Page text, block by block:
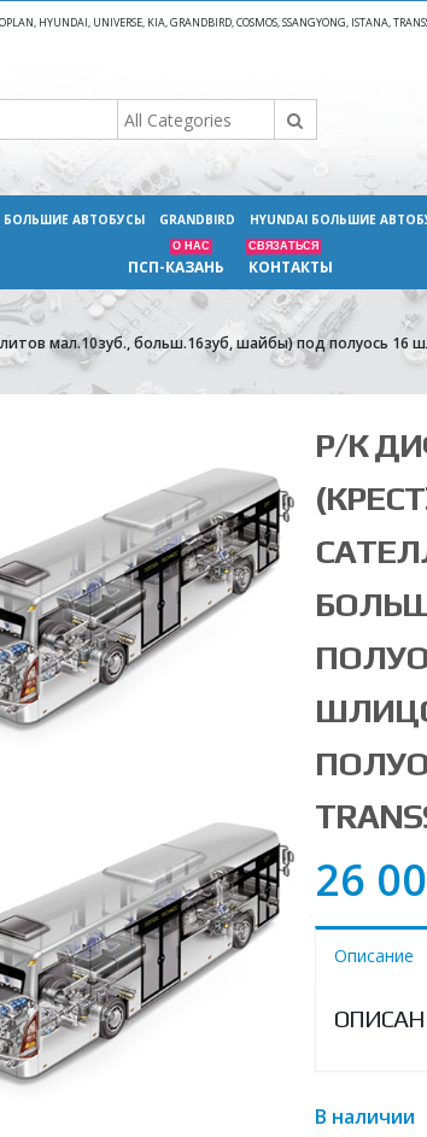
UNIVERSE, KIA, GRANDBIRD, COSMOS, SSANGYONG, ISTANA,
БОЛЬШИЕ АВТОБУСЫ GRANDBIRD HYUNDAI БОЛЬШИЕ
ПСП-КАЗАНЬ
О НАС
КОНТАКТЫ
СВЯЗАТЬСЯ
мал.10зуб., больш.16зуб, шайбы) под полуось 16
Р/К
26
Описание
В наличии